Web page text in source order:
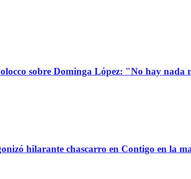
sobre Dominga López: "No hay nada
hilarante chascarro en Contigo en la